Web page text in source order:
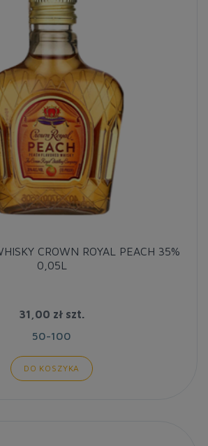
CROWN ROYAL PEACH 35%
0,05L
31,00 zł szt.
50-100
DO KOSZYKA